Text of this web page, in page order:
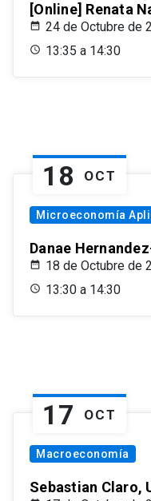
[Online] Renata
24 de Octubre de
13:35 a 14:30
18 OCT
Microeconomía
Danae
18 de Octubre de
13:30 a 14:30
17 OCT
Macroeconomía
Sebastian Claro,